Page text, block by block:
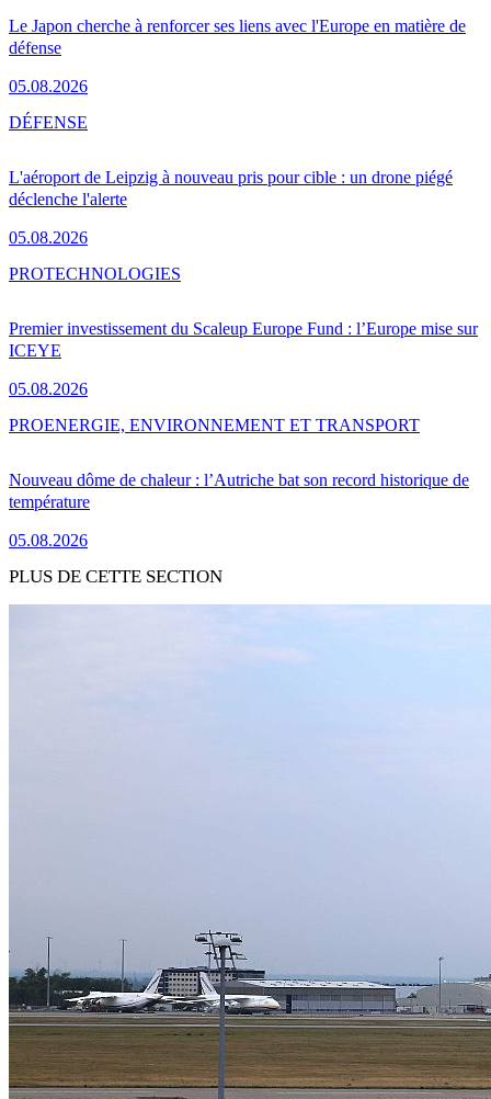
Le Japon cherche à renforcer ses liens avec l'Europe en matière de
défense
05.08.2026
L'aéroport de Leipzig à nouveau pris pour cible : un drone piégé
déclenche l'alerte
05.08.2026
DÉFENSE
Premier investissement du Scaleup Europe Fund : l’Europe mise sur
ICEYE
05.08.2026
PROTECHNOLOGIES
Nouveau dôme de chaleur : l’Autriche bat son record historique de
température
05.08.2026
PROENERGIE, ENVIRONNEMENT ET TRANSPORT
PLUS DE CETTE SECTION